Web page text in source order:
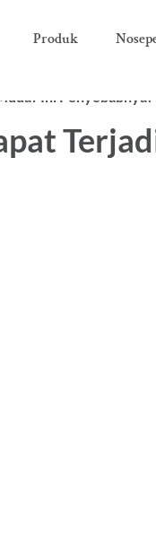
Produk
Ini Penyebabnya!